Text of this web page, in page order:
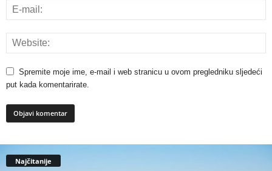
Spremite moje ime, e-mail i web stranicu u ovom pregledniku sljedeći
put kada komentarirate.
Najčitanije